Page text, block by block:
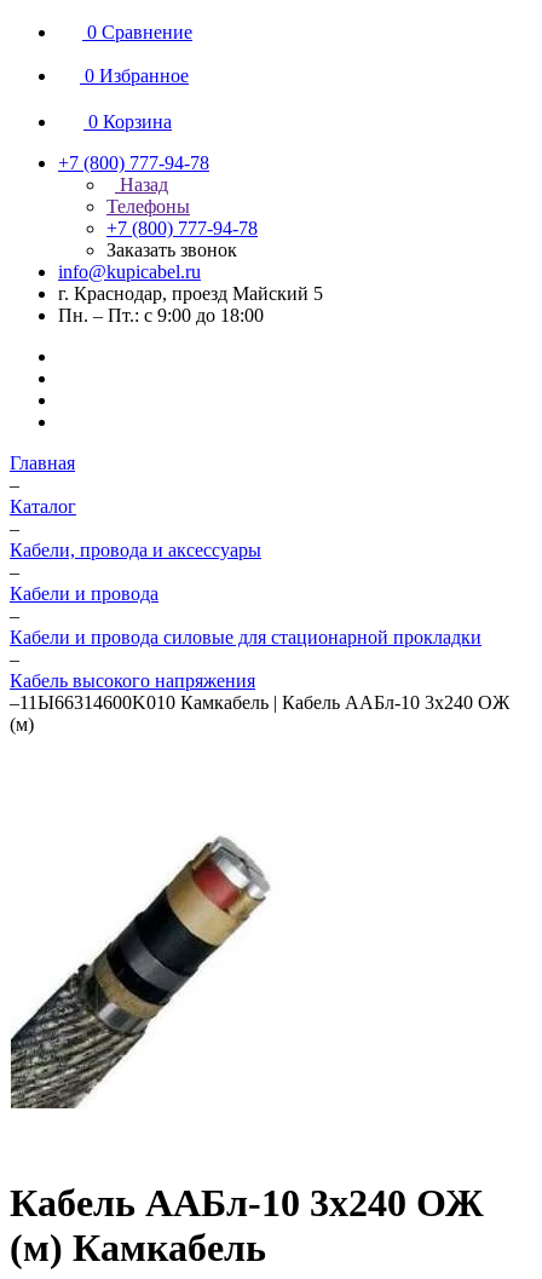
0 Сравнение
0 Избранное
0 Корзина
+7 (800) 777-94-78
Назад
Телефоны
+7 (800) 777-94-78
Заказать звонок
info@kupicabel.ru
г. Краснодар, проезд Майский 5
Пн. – Пт.: с 9:00 до 18:00
Главная
–
Каталог
–
Кабели, провода и аксессуары
–
Кабели и провода
–
Кабели и провода силовые для стационарной прокладки
–
Кабель высокого напряжения
–11Ы66314600K010 Камкабель | Кабель ААБл-10 3х240 ОЖ
(м)
Кабель ААБл-10 3х240 ОЖ
(м) Камкабель